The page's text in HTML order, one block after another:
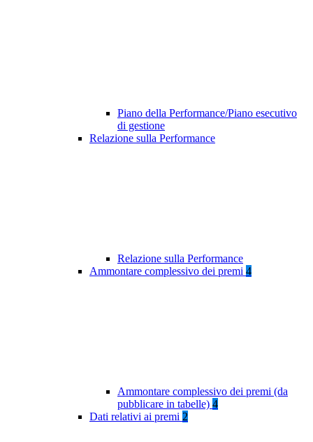
Piano della Performance/Piano esecutivo
di gestione
Relazione sulla Performance
Relazione sulla Performance
Ammontare complessivo dei premi 4
Ammontare complessivo dei premi (da
pubblicare in tabelle) 4
Dati relativi ai premi 2